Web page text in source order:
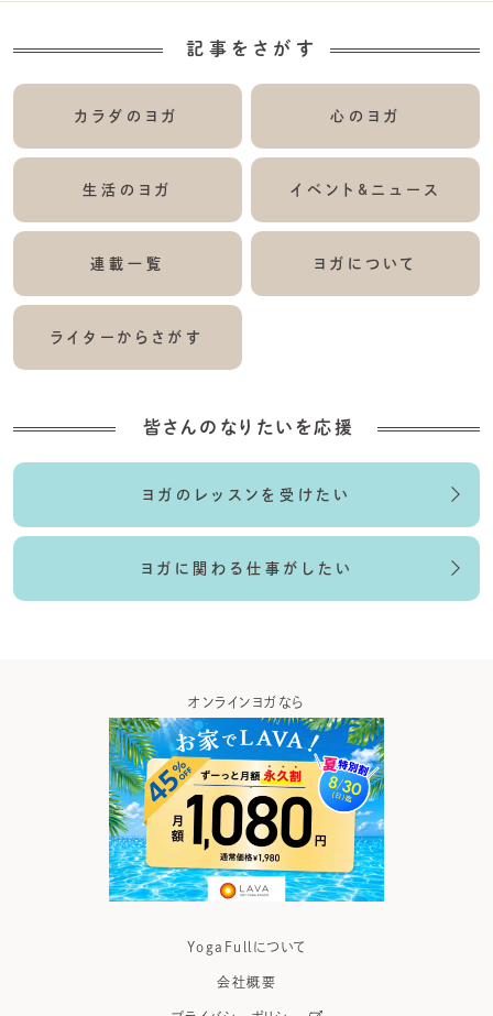
記事をさがす
カラダのヨガ 心のヨガ
生活のヨガ イベント&ニュース
連載一覧 ヨガについて
ライターからさがす
皆さんのなりたいを応援
ヨガのレッスンを受けたい
ヨガに関わる仕事がしたい
オンラインヨガなら
YogaFullについて
会社概要